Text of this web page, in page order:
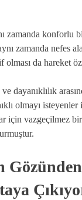
zamanda konforlu
zamanda nefes
olması da hareket
dayanıklılık
olmayı
için vazgeçilmez